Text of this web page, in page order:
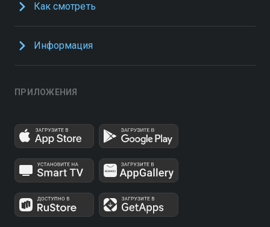
Как смотреть
Информация
ПРИЛОЖЕНИЯ